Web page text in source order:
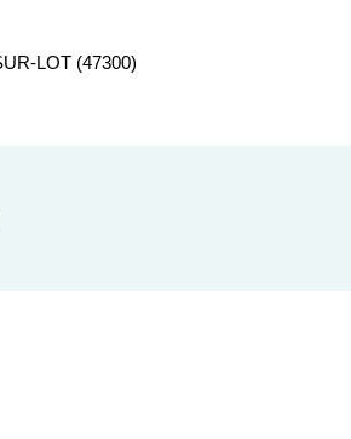
LOT (47300)